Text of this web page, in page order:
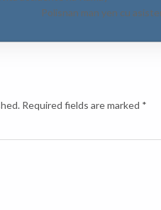
Polisnan man yen cu
Required fields are marked *